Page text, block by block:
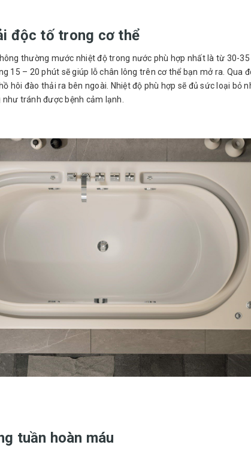
độc tố trong cơ thể
thường mước nhiệt độ trong nước phù hợp nhất là từ 30-35
15 – 20 phút sẽ giúp lỗ chân lông trên cơ thể bạn mở ra. Qua
hôi đào thải ra bên ngoài. Nhiệt độ phù hợp sẽ đủ sức loại bỏ
tránh được bệnh cảm lạnh.
tuần hoàn máu